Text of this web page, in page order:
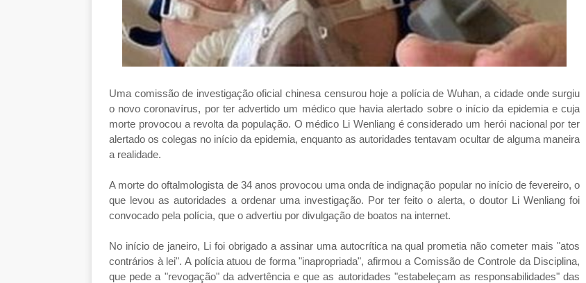
Uma comissão de investigação oficial chinesa censurou hoje a polícia de Wuhan, a cidade onde surgiu
o novo coronavírus, por ter advertido um médico que havia alertado sobre o início da epidemia e cuja
morte provocou a revolta da população. O médico Li Wenliang é considerado um herói nacional por ter
alertado os colegas no início da epidemia, enquanto as autoridades tentavam ocultar de alguma maneira
a realidade.
A morte do oftalmologista de 34 anos provocou uma onda de indignação popular no início de fevereiro, o
que levou as autoridades a ordenar uma investigação. Por ter feito o alerta, o doutor Li Wenliang foi
convocado pela polícia, que o advertiu por divulgação de boatos na internet.
No início de janeiro, Li foi obrigado a assinar uma autocrítica na qual prometia não cometer mais "atos
contrários à lei". A polícia atuou de forma "inapropriada", afirmou a Comissão de Controle da Disciplina,
que pede a "revogação" da advertência e que as autoridades "estabeleçam as responsabilidades" das